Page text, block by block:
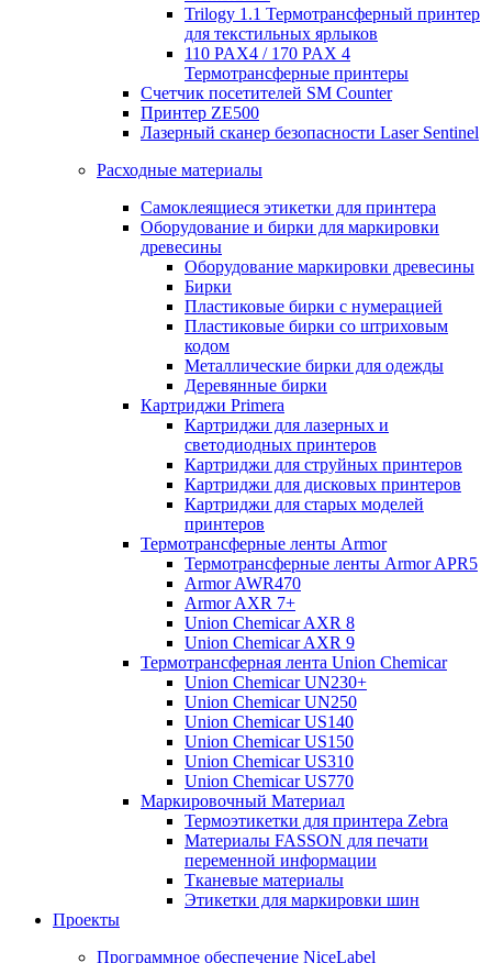
Trilogy 1.1 Термотрансферный принтер
для текстильных ярлыков
110 PAX4 / 170 PAX 4
Термотрансферные принтеры
Счетчик посетителей SM Counter
Принтер ZE500
Лазерный сканер безопасности Laser Sentinel
Расходные материалы
Самоклеящиеся этикетки для принтера
Оборудование и бирки для маркировки
древесины
Оборудование маркировки древесины
Бирки
Пластиковые бирки с нумерацией
Пластиковые бирки со штриховым
кодом
Металлические бирки для одежды
Деревянные бирки
Картриджи Primera
Картриджи для лазерных и
светодиодных принтеров
Картриджи для струйных принтеров
Картриджи для дисковых принтеров
Картриджи для старых моделей
принтеров
Термотрансферные ленты Armor
Термотрансферные ленты Armor APR5
Armor AWR470
Armor AXR 7+
Union Chemicar AXR 8
Union Chemicar AXR 9
Термотрансферная лента Union Chemicar
Union Chemicar UN230+
Union Chemicar UN250
Union Chemicar US140
Union Chemicar US150
Union Chemicar US310
Union Chemicar US770
Маркировочный Материал
Термоэтикетки для принтера Zebra
Материалы FASSON для печати
переменной информации
Тканевые материалы
Этикетки для маркировки шин
Проекты
Программное обеспечение NiceLabel